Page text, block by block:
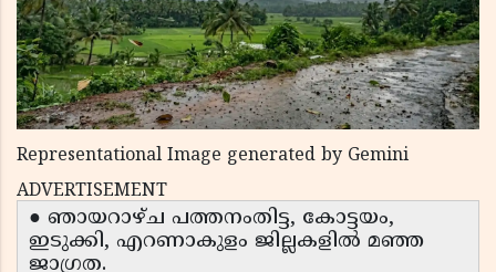
Representational Image generated by Gemini
ADVERTISEMENT
● ഞായറാഴ്ച പത്തനംതിട്ട, കോട്ടയം,
ഇടുക്കി, എറണാകുളം ജില്ലകളിൽ മഞ്ഞ
ജാഗ്രത.